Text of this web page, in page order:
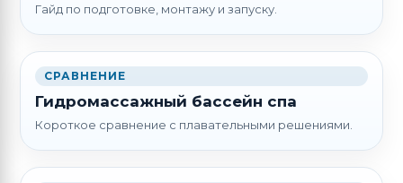
Гайд по подготовке, монтажу и запуску.
СРАВНЕНИЕ
Гидромассажный бассейн спа
Короткое сравнение с плавательными решениями.